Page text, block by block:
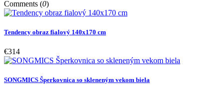
Comments (0)
Tendency obraz fialový 140x170 cm
€314
SONGMICS Šperkovnica so skleneným vekom biela